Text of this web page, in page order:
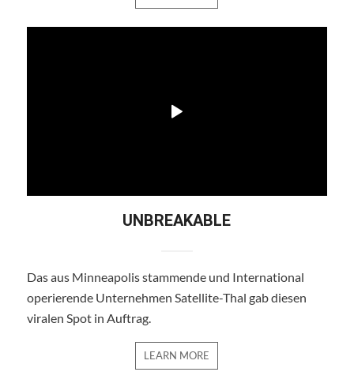
UNBREAKABLE
Das aus Minneapolis stammende und International
operierende Unternehmen Satellite-Thal gab diesen
viralen Spot in Auftrag.
LEARN MORE